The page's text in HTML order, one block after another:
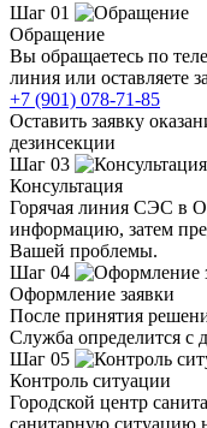
Шаг 01
Обращение
Вы обращаетесь по
линия или оставляете
+7 (901) 078-71-85
Оставить заявку
дезинсекции
Шаг 03
Консультация
Горячая линия СЭС в
информацию, затем
Вашей проблемы.
Шаг 04
Оформление заявки
После принятия
Служба определится с
Шаг 05
Контроль ситуации
Городской центр
санитарную ситуацию